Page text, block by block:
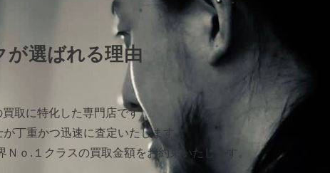
が選ばれる理由
取に特化した専門店です。
丁重かつ迅速に査定いたします。
ｏ.１クラスの買取金額をお約束いたします。